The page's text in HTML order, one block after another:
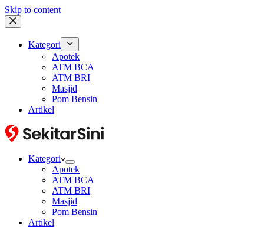
Skip to content
Kategori
Apotek
ATM BCA
ATM BRI
Masjid
Pom Bensin
Artikel
Kategori
Apotek
ATM BCA
ATM BRI
Masjid
Pom Bensin
Artikel